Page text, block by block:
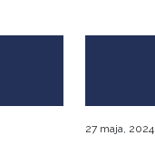
27 maja, 2024